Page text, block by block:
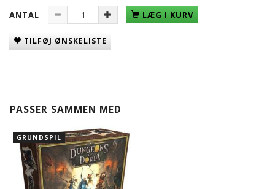
ANTAL LÆG I KURV
TILFØJ ØNSKELISTE
PASSER SAMMEN MED
GRUNDSPIL